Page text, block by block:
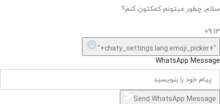
اگر
نیست,
شاید
بتونیم
تهیه
Hide